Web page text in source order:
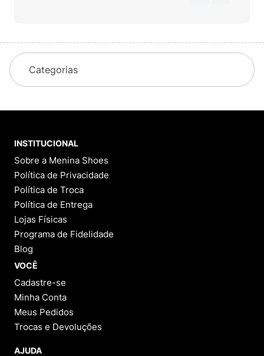
Categorias
INSTITUCIONAL
Sobre a Menina Shoes
Política de Privacidade
Política de Troca
Política de Entrega
Lojas Físicas
Programa de Fidelidade
Blog
VOCÊ
Cadastre-se
Minha Conta
Meus Pedidos
Trocas e Devoluções
AJUDA